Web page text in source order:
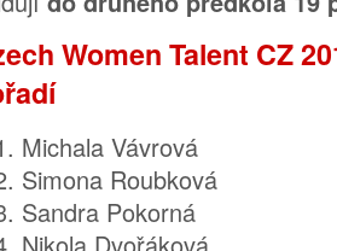
Women Talent CZ
Michala Vávrová
Simona Roubková
Sandra Pokorná